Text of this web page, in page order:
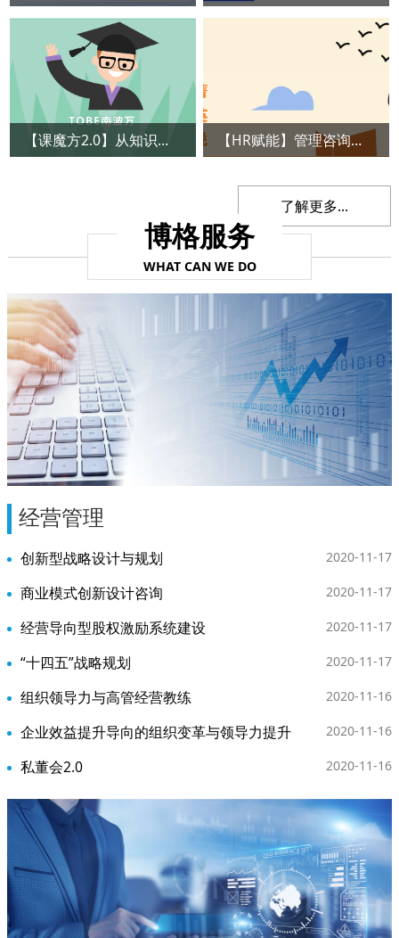
【课魔方2.0】从知识灌输到点燃火焰：培训师如何打造2.0时代的学习体验 【HR赋能】管理咨询视角下的LD-TD-OD体系构建
了解更多...
博格服务
WHAT CAN WE DO
经营管理
创新型战略设计与规划 2020-11-17
商业模式创新设计咨询 2020-11-17
经营导向型股权激励系统建设 2020-11-17
“十四五”战略规划 2020-11-17
组织领导力与高管经营教练 2020-11-16
企业效益提升导向的组织变革与领导力提升 2020-11-16
私董会2.0 2020-11-16